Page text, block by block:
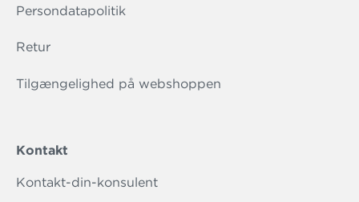
Persondatapolitik
Retur
Tilgængelighed på webshoppen
Kontakt
Kontakt-din-konsulent